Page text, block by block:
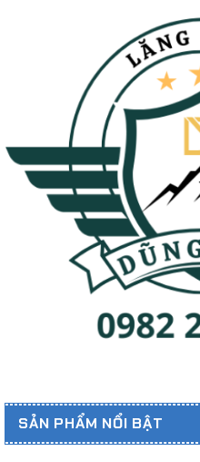
SẢN PHẨM NỔI BẬT